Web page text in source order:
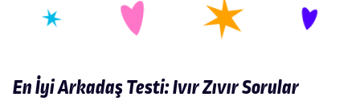
En İyi Arkadaş Testi: Ivır Zıvır Sorular